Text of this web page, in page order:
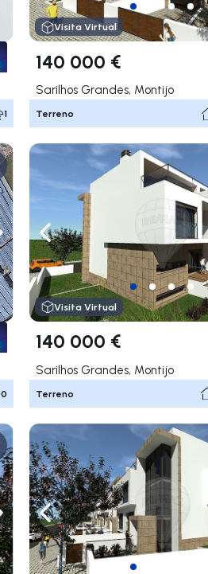
1
Visita Virtual
140 000 €
Sarilhos Grandes, Montijo
Terreno
para a direita
0
Navegação para a esquerda
Visita Virtual
140 000 €
Sarilhos Grandes, Montijo
Terreno
para a direita
Navegação para a esquerda